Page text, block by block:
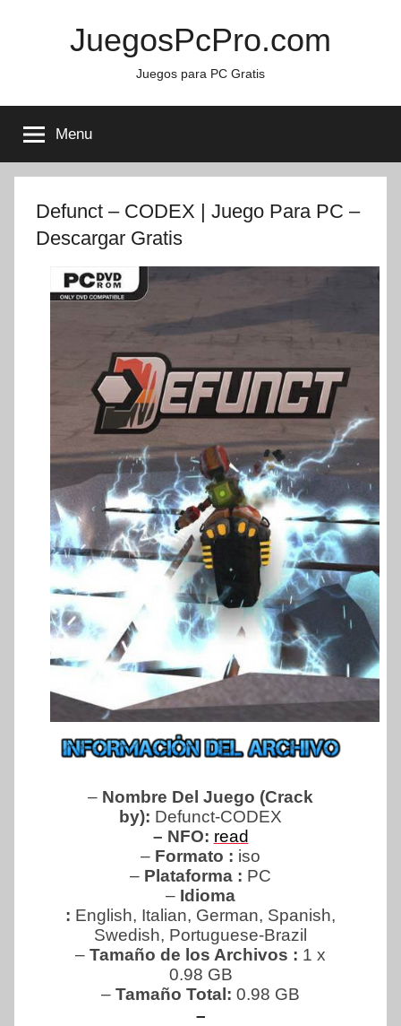
JuegosPcPro.com
Juegos para PC Gratis
Menu
Defunct – CODEX | Juego Para PC –
Descargar Gratis
– Nombre Del Juego (Crack
by): Defunct-CODEX
– NFO: read
– Formato : iso
– Plataforma : PC
– Idioma
: English, Italian, German, Spanish,
Swedish, Portuguese-Brazil
– Tamaño de los Archivos : 1 x
0.98 GB
– Tamaño Total: 0.98 GB
–